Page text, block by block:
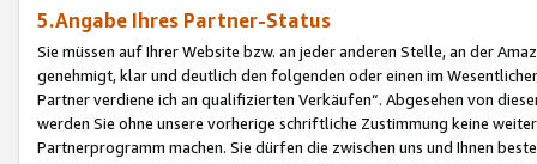
5.Angabe Ihres Partner-Status
Sie müssen auf Ihrer Website bzw. an jeder anderen Stelle, an der
genehmigt, klar und deutlich den folgenden oder einen im
Partner verdiene ich an qualifizierten Verkäufen“. Abgesehen von
werden Sie ohne unsere vorherige schriftliche Zustimmung keine
Partnerprogramm machen. Sie dürfen die zwischen uns und Ihnen